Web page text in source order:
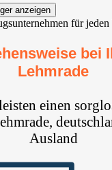
anzeigen
bei
Lehmrade
einen
Ausland